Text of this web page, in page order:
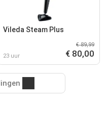
Vileda Steam Plus
23 uur
€ 89,99
€ 80,00